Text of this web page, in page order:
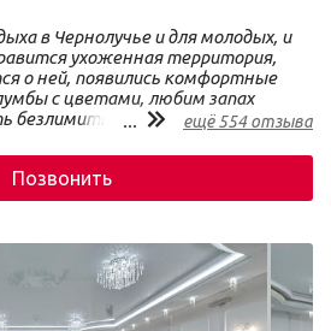
в Чернолучье и для молодых, и
ухоженная территория,
о ней, появились комфортные
с цветами, любим запах
безлимитный бассейн, детская
стало в ресторане.
сторону меню на шведском
и доброжелательный
С удовольствием всегда
от городской суеты. Есть
подобрать вариант.
... ещё 554 отзыва
Позвонить